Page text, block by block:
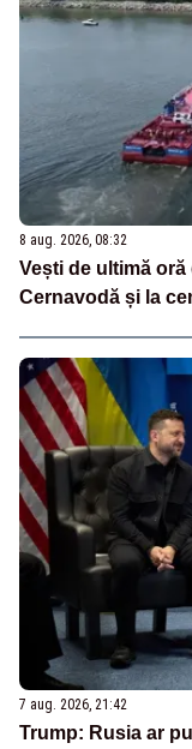
8 aug. 2026, 08:32
Vești de ultimă
Cernavodă și la
7 aug. 2026, 21:42
Trump: Rusia ar